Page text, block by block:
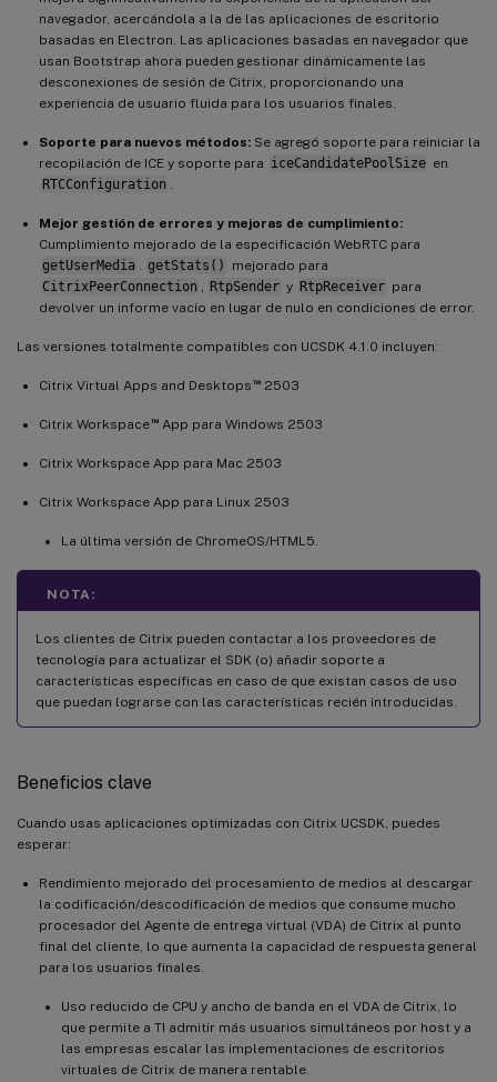
navegador, acercándola a la de las aplicaciones de escritorio
basadas en Electron. Las aplicaciones basadas en navegador que
usan Bootstrap ahora pueden gestionar dinámicamente las
desconexiones de sesión de Citrix, proporcionando una
experiencia de usuario fluida para los usuarios finales.
Soporte para nuevos métodos: Se agregó soporte para reiniciar la
recopilación de ICE y soporte para iceCandidatePoolSize en
RTCConfiguration
Mejor gestión de errores y mejoras de cumplimiento:
Cumplimiento mejorado de la especificación WebRTC para
getUserMedia
getStats()
mejorado para
CitrixPeerConnection
RtpSender y RtpReceiver para
devolver un informe vacío en lugar de nulo en condiciones de error.
Las versiones totalmente compatibles con UCSDK 4.1.0 incluyen:
Citrix Virtual Apps and Desktops ™2503
Citrix Workspace™App para Windows 2503
Citrix Workspace App para Mac 2503
Citrix Workspace App para Linux 2503
La última versión de ChromeOS/HTML5.
NOTA:
Los clientes de Citrix pueden contactar a los proveedores de
tecnología para actualizar el SDK (o) añadir soporte a
características específicas en caso de que existan casos de uso
que puedan lograrse con las características recién introducidas.
Beneficios clave
Cuando usas aplicaciones optimizadas con Citrix UCSDK, puedes
esperar:
Rendimiento mejorado del procesamiento de medios al descargar
la codificación/descodificación de medios que consume mucho
procesador del Agente de entrega virtual (VDA) de Citrix al punto
final del cliente, lo que aumenta la capacidad de respuesta general
para los usuarios finales.
Uso reducido de CPU y ancho de banda en el VDA de Citrix, lo
que permite a TI admitir más usuarios simultáneos por host y a
las empresas escalar las implementaciones de escritorios
virtuales de Citrix de manera rentable.